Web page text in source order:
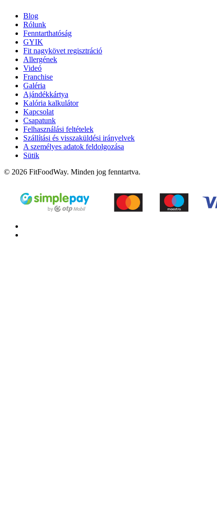
Blog
Rólunk
Fenntarthatóság
GYIK
Fit nagykövet regisztráció
Allergének
Videó
Franchise
Galéria
Ajándékkártya
Kalória kalkulátor
Kapcsolat
Csapatunk
Felhasználási feltételek
Szállítási és visszaküldési irányelvek
A személyes adatok feldolgozása
Sütik
© 2026 FitFoodWay. Minden jog fenntartva.